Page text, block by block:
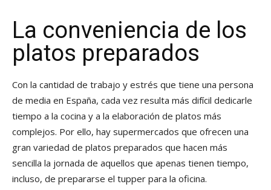
La conveniencia de los
platos preparados
Con la cantidad de trabajo y estrés que tiene una persona
de media en España, cada vez resulta más difícil dedicarle
tiempo a la cocina y a la elaboración de platos más
complejos. Por ello, hay supermercados que ofrecen una
gran variedad de platos preparados que hacen más
sencilla la jornada de aquellos que apenas tienen tiempo,
incluso, de prepararse el tupper para la oficina.